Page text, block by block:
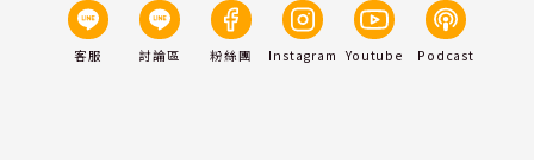
客服 討論區 粉絲團 Instagram Youtube Podcast